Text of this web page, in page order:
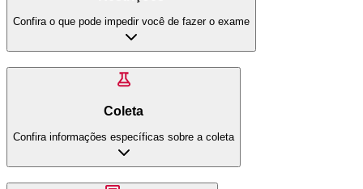
Confira o que pode impedir você de fazer o exame
Coleta
Confira informações específicas sobre a coleta